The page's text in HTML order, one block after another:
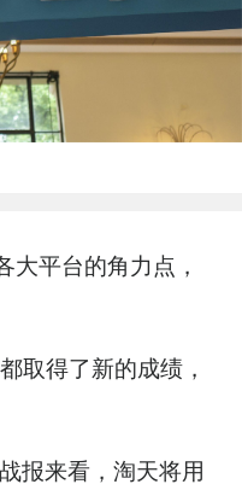
大平台的角力点，
取得了新的成绩，
报来看，淘天将用